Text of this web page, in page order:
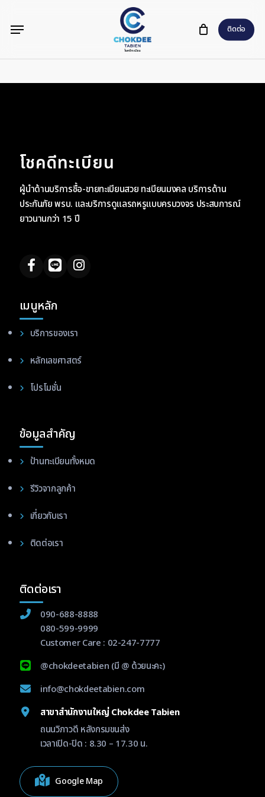
content
ติดต่อ
Menu
โชคดีทะเบียน
ผู้นำด้านบริการซื้อ-ขายทะเบียนสวย ทะเบียนมงคล บริการด้าน
ประกันภัย พรบ. และบริการดูแลรถหรูแบบครบวงจร ประสบการณ์
ยาวนานกว่า 15 ปี
เมนูหลัก
บริการของเรา
หลักเลขศาสตร์
โปรโมชั่น
ข้อมูลสำคัญ
ป้านทะเบียนทั้งหมด
รีวิวจากลูกค้า
เกี่ยวกับเรา
ติดต่อเรา
ติดต่อเรา
090-688-8888
080-599-9999
Customer Care : 02-247-7777
@chokdeetabien (มี @ ด้วยนะคะ)
info@chokdeetabien.com
สาขาสำนักงานใหญ่ Chokdee Tabien
ถนนวิภาวดี หลังกรมขนส่ง
เวลาเปิด-ปิด : 8.30 – 17.30 น.
Google Map